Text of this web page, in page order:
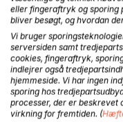
videre.
glæde af
ældre
I bogen
det er en
og en
Du vil
eller fingeraftryk og sporing
bliver besøgt, og hvordan
Vi bruger
serversiden samt
cookies, fingeraftryk,
indlejrer også
hjemmeside. Vi har ingen
sporing hos
processer, der er beskrevet
virkning for fremtiden. (